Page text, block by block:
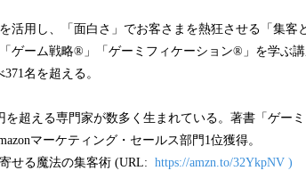
活用し、「面白さ」でお客さまを熱狂させる「集客
ゲーム戦略®」「ゲーミフィケーション®」を学ぶ
名を超える。
超える専門家が数多く生まれている。著書「ゲーミ
マーケティング・セールス部門1位獲得。
せる魔法の集客術 (URL: https://amzn.to/32YkpNV )